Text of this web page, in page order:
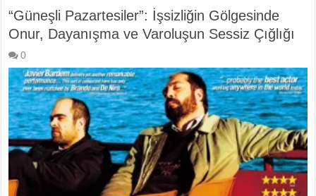
“Güneşli Pazartesiler”: İşsizliğin Gölgesinde
Onur, Dayanışma ve Varoluşun Sessiz Çığlığı
0